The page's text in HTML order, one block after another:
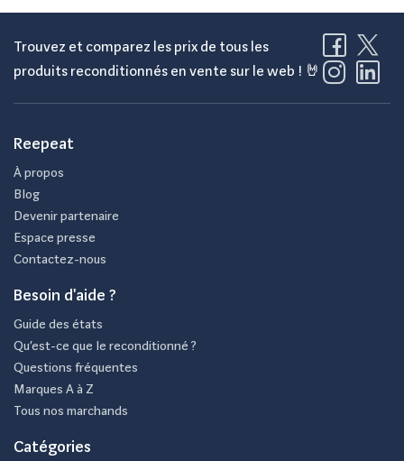
Trouvez et comparez les prix de tous les
produits reconditionnés en vente sur le web ! 🤘
Reepeat
À propos
Blog
Devenir partenaire
Espace presse
Contactez-nous
Besoin d'aide ?
Guide des états
Qu’est-ce que le reconditionné ?
Questions fréquentes
Marques A à Z
Tous nos marchands
Catégories